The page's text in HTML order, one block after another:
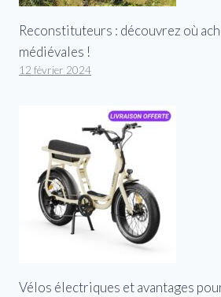
Reconstituteurs : découvrez où
médiévales !
12 février 2024
Vélos électriques et avantages